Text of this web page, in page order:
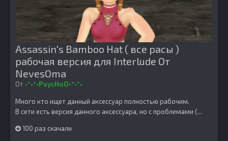
Assassin's Bamboo Hat ( все расы )
рабочая версия для Interlude От
NevesOma
От •°•°•PsycHoO•°•°•
Много кто ищет данный аксессуар полностью рабочим.
В сети есть версия данного аксессуара, но с проблемами (...
100 раз скачали